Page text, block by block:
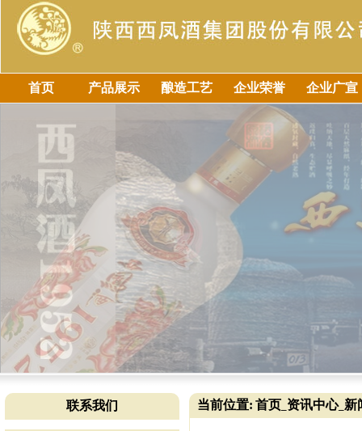
首页 产品展示 酿造工艺 企业荣誉 企业广宣
联系我们 当前位置: 首页 资讯中心_ 新